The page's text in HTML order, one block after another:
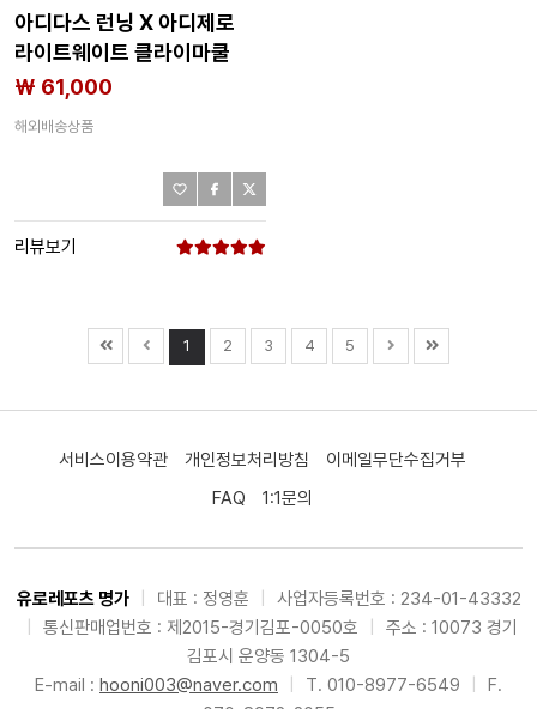
아디다스 런닝 X 아디제로
라이트웨이트 클라이마쿨
모자 6141580362
₩ 61,000
해외배송상품
리뷰보기
1 2 3 4 5
서비스이용약관 개인정보처리방침
이메일무단수집거부
FAQ
1:1문의
유로레포츠 명가 대표 : 정영훈
사업자등록번호 : 234-01-43332
통신판매업번호 : 제2015-경기김포-0050호
주소 : 10073 경기
김포시 운양동 1304-5
E-mail : hooni003@naver.com T. 010-8977-6549
F.